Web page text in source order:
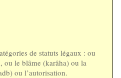
de statuts légaux : ou
ou le blâme (karâha) ou la
ou l’autorisation.